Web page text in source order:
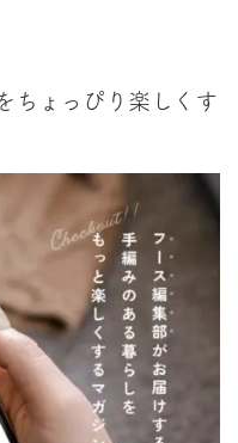
ちょっぴり楽しくす